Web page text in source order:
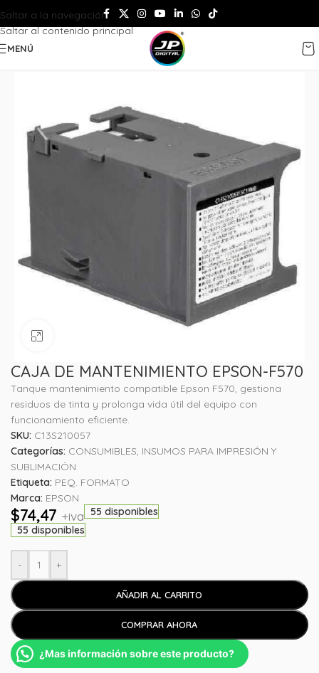
Saltar a la navegación
Saltar al contenido principal
MENÚ
CAJA DE MANTENIMIENTO EPSON-F570
Tanque mantenimiento compatible Epson F570, gestiona
residuos de tinta y prolonga vida útil del equipo con
funcionamiento eficiente.
SKU: C13S210057
Categorías: CONSUMIBLES, INSUMOS PARA IMPRESIÓN Y
SUBLIMACIÓN
Etiqueta: PEQ. FORMATO
Marca: EPSON
$74,47 +iva
55 disponibles
55 disponibles
- +
AÑADIR AL CARRITO
COMPRAR AHORA
¿Mas información sobre este producto?